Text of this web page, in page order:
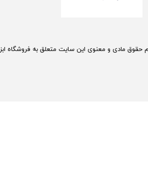
حقوق مادی و معنوی این سایت متعلق به فروشگاه